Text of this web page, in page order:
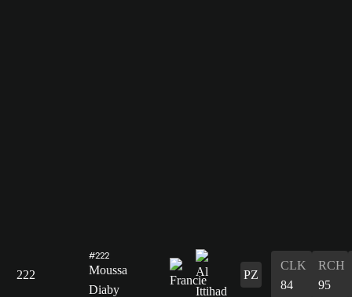
222
#222
Moussa
Diaby
PZ
CLK
84
RCH
95